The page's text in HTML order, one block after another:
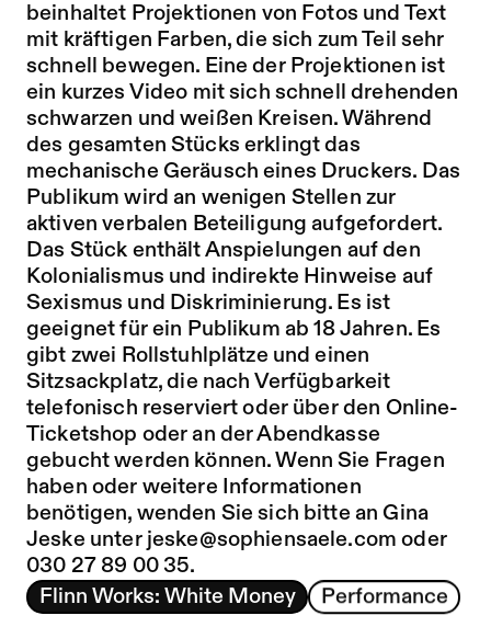
Flinn Works: White Money Performance
beinhaltet Projektionen von Fotos und Text
mit kräftigen Farben, die sich zum Teil sehr
schnell bewegen. Eine der Projektionen ist
ein kurzes Video mit sich schnell drehenden
schwarzen und weißen Kreisen. Während
des gesamten Stücks erklingt das
mechanische Geräusch eines Druckers. Das
Publikum wird an wenigen Stellen zur
aktiven verbalen Beteiligung aufgefordert.
Das Stück enthält Anspielungen auf den
Kolonialismus und indirekte Hinweise auf
Sexismus und Diskriminierung. Es ist
geeignet für ein Publikum ab 18 Jahren. Es
gibt zwei Rollstuhlplätze und einen
Sitzsackplatz, die nach Verfügbarkeit
telefonisch reserviert oder über den Online-
Ticketshop oder an der Abendkasse
gebucht werden können. Wenn Sie Fragen
haben oder weitere Informationen
benötigen, wenden Sie sich bitte an Gina
Jeske unter jeske@sophiensaele.com oder
030 27 89 00 35.